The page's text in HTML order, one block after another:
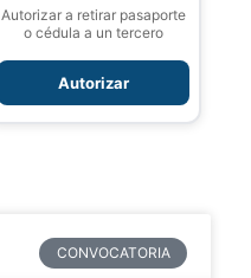
Autorizar a retirar pasaporte
o cédula a un tercero
Autorizar
CONVOCATORIA